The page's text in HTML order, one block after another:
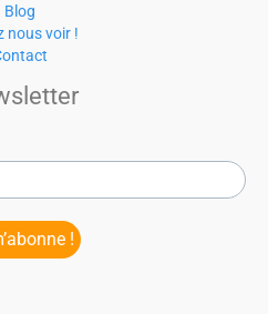
Blog
nous voir !